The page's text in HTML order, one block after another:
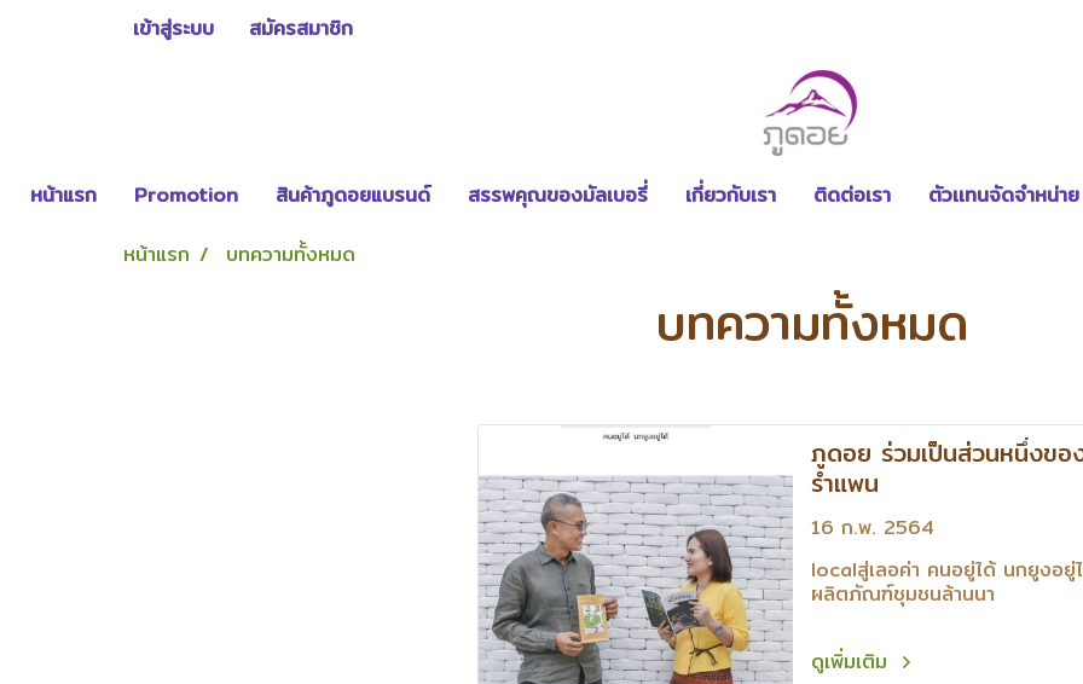
เข้าสู่ระบบ สมัครสมาชิก
หน้าแรก Promotion สินค้าภูดอยแบรนด์ สรรพคุณของมัลเบอรี่ เกี่ยวกับเรา ติดต่อเรา
ตัวเเทนจัดจำหน่าย
หน้าแรก
บทความทั้งหมด
บทความทั้งหมด
ภูดอย ร่วมเป็นส่วนหนึ่งขอ
รำแพน
16 ก.พ. 2564
localสู่เลอค่า คนอยู่ได้ นกยูงอยู่
ผลิตภัณฑ์ชุมชนล้านนา
ดูเพิ่มเติม